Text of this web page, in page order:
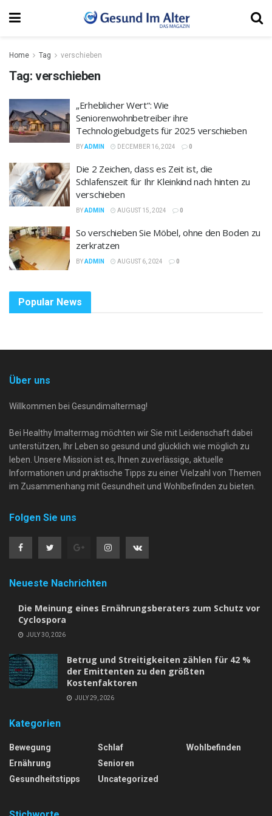
Home Tag verschieben
Tag: verschieben
„Erheblicher Wert“: Wie
Seniorenwohnbetreiber ihre
Technologiebudgets für 2025 verschieben
BYADMIN DECEMBER 16, 2024 0
Die 2 Zeichen, dass es Zeit ist, die
Schlafenszeit für Ihr Kleinkind nach hinten zu
verschieben
BYADMIN AUGUST 15, 2024 0
So verschieben Sie Möbel, ohne den Boden zu
zerkratzen
BYADMIN AUGUST 6, 2024 0
Popular News
Über uns
Willkommen bei Gesundimaltermag!
Bei Healthy Imaltermag möchten wir Sie mit Leidenschaft dabei
unterstützen, Ihr Leben so gesund und glücklich wie möglich zu
leben. Unsere Mission ist es, Ihnen zuverlässige, aktuelle
Informationen und praktische Tipps zu einer Vielzahl von Themen
im Zusammenhang mit Gesundheit und Wohlbefinden zu bieten.
Folgen Sie uns
Neueste Nachrichten
Die Meinung eines Ernährungsberaters zum Schutz vor
Cyclospora
JULY 30, 2026
Betrug und Streitigkeiten zählen für 42 %
der Emittenten zu den größten
Kostenfaktoren
JULY 29, 2026
Kategorien
Bewegung
Ernährung
Gesundheitstipps
Schlaf
Senioren
Uncategorized
Wohlbefinden